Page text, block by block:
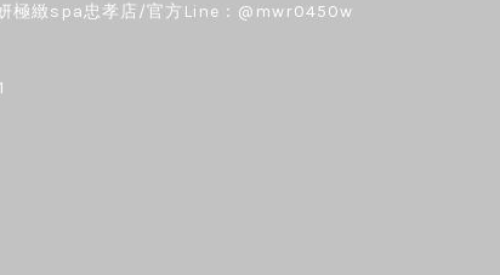
極緻spa忠孝店/官方Line：@mwr0450w